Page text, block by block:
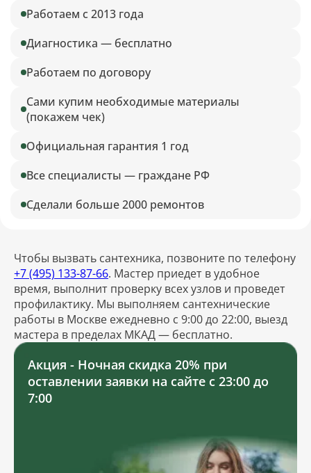
Работаем с 2013 года
Диагностика — бесплатно
Работаем по договору
Сами купим необходимые материалы
(покажем чек)
Официальная гарантия 1 год
Все специалисты — граждане РФ
Сделали больше 2000 ремонтов
Чтобы вызвать сантехника, позвоните по телефону
+7 (495) 133-87-66. Мастер приедет в удобное
время, выполнит проверку всех узлов и проведет
профилактику. Мы выполняем сантехнические
работы в Москве ежедневно с 9:00 до 22:00, выезд
мастера в пределах МКАД — бесплатно.
Акция - Ночная скидка 20% при
оставлении заявки на сайте с 23:00 до
7:00